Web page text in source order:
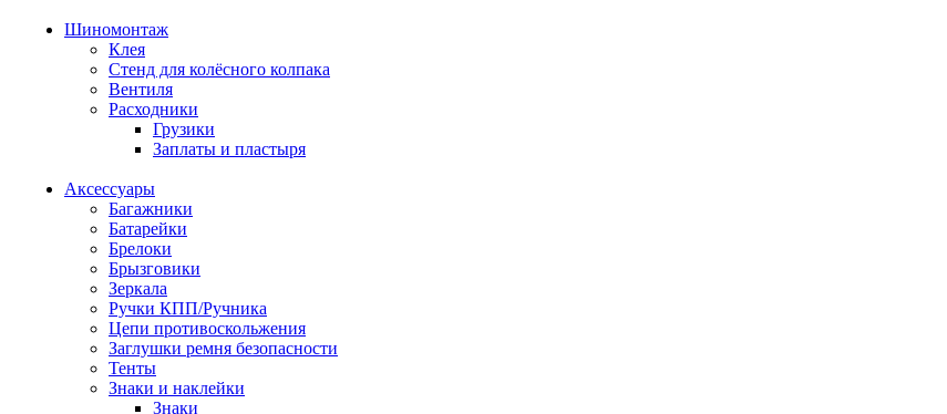
Шиномонтаж
Клея
Стенд для колёсного колпака
Вентиля
Расходники
Грузики
Заплаты и пластыря
Аксессуары
Багажники
Батарейки
Брелоки
Брызговики
Зеркала
Ручки КПП/Ручника
Цепи противоскольжения
Заглушки ремня безопасности
Тенты
Знаки и наклейки
Знаки